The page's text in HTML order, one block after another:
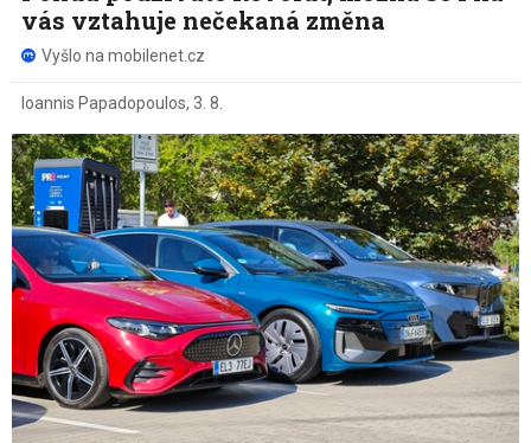
vás vztahuje nečekaná změna
Vyšlo na mobilenet.cz
Ioannis Papadopoulos, 3. 8.